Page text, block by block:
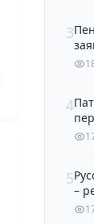
3
4
5
–